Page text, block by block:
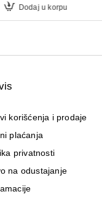
Dodaj u korpu
korišćenja i prodaje
plaćanja
privatnosti
na odustajanje